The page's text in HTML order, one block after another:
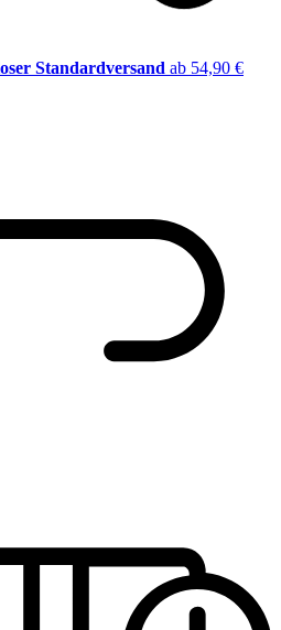
Standardversand ab 54,90 €